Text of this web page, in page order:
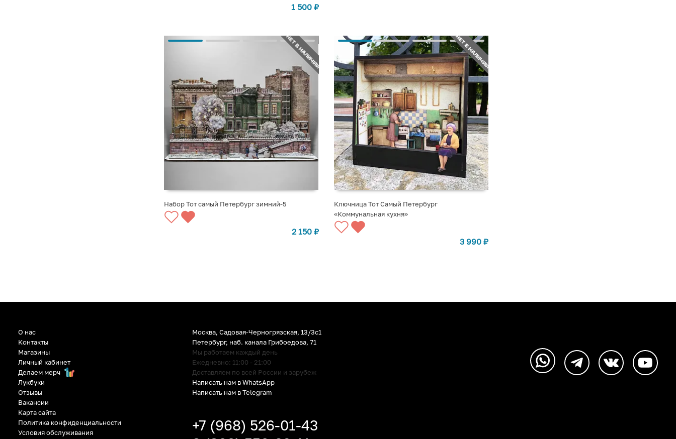
1 500 ₽
НЕТ В НАЛИЧИИ
СООБЩИТЬ О ПОСТУПЛЕНИИ
Набор Тот самый Петербург зимний-5
2 150 ₽
НЕТ В НАЛИЧИИ
СООБЩИТЬ О ПОСТУПЛЕНИИ
Ключница Тот Самый Петербург
«Коммунальная кухня»
3 990 ₽
О нас
Контакты
Магазины
Личный кабинет
Делаем мерч
Лукбуки
Отзывы
Вакансии
Карта сайта
Политика конфиденциальности
Условия обслуживания
Москва, Садовая-Черногрязская, 13/3c1
Петербург, наб. канала Грибоедова, 71
Мы работаем каждый день
Ежедневно: 11:00 - 21:00
Доставляем по всей России и зарубеж
Написать нам в WhatsApp
Написать нам в Telegram
+7 (968) 526-01-43